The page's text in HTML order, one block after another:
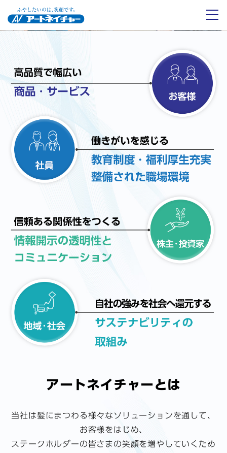
ふやしたいのは、
笑顔です。
ふやしたいのは、
笑顔です。
アートネイチャーとは
当社は髪にまつわる様々なソリューションを通して、
お客様をはじめ、
ステークホルダーの皆さまの笑顔を増やしていくため
アートネイチャーとは
事業紹介
投資家情報
サステナビリティ
商品情報
JA EN